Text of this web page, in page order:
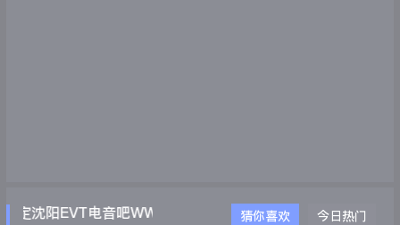
定沈阳EVT电音吧WWW.EVTDJ.COM猜你喜欢 今日热门